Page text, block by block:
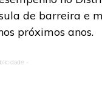
de barreira e
próximos anos.
-